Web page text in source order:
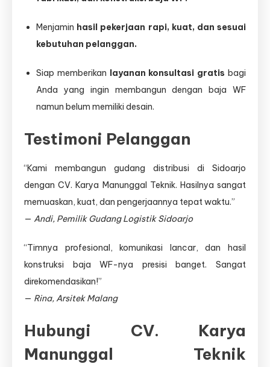
Menjamin hasil pekerjaan rapi, kuat, dan sesuai
kebutuhan pelanggan.
Siap memberikan layanan konsultasi gratis bagi
Anda yang ingin membangun dengan baja WF
namun belum memiliki desain.
Testimoni Pelanggan
“Kami membangun gudang distribusi di Sidoarjo
dengan CV. Karya Manunggal Teknik. Hasilnya sangat
memuaskan, kuat, dan pengerjaannya tepat waktu.”
— Andi, Pemilik Gudang Logistik Sidoarjo
“Timnya profesional, komunikasi lancar, dan hasil
konstruksi baja WF-nya presisi banget. Sangat
direkomendasikan!”
— Rina, Arsitek Malang
Hubungi CV. Karya
Manunggal Teknik